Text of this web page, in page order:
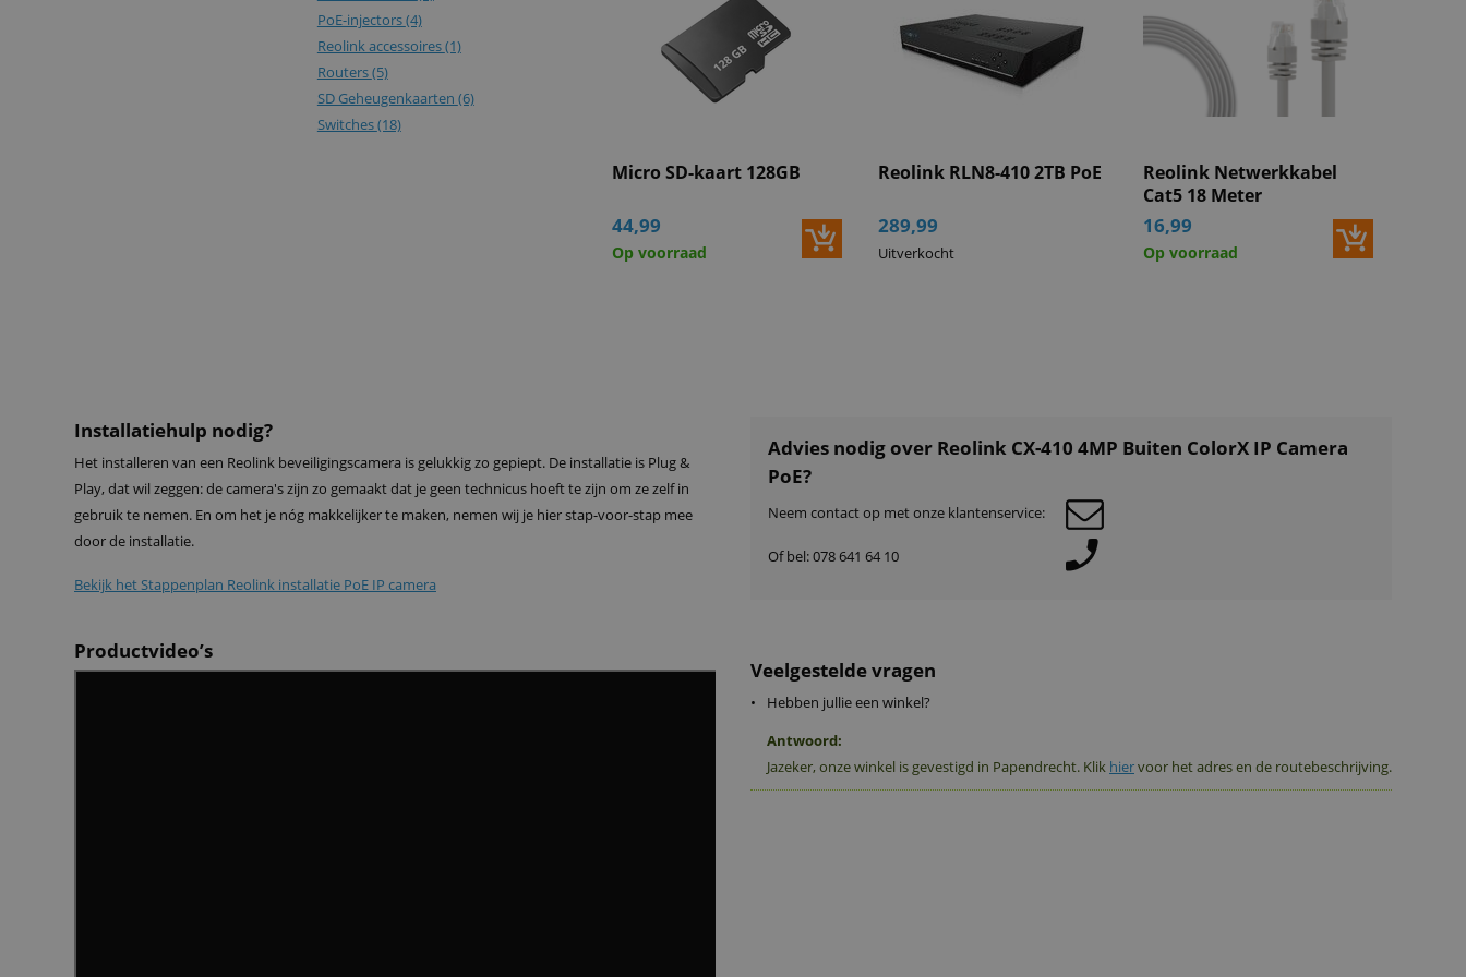
Downloads
Alle specificaties
PoE-injectors(4)
Reolink accessoires(1)
Routers(5)
SD Geheugenkaarten (6)
Switches(18)
Micro SD-kaart 128GB
44,99
Op voorraad
Reolink RLN8-410 2TB PoE
289,99
Uitverkocht
Reolink Netwerkkabel
Cat5 18 Meter
16,99
Op voorraad
Installatiehulp nodig?
Het installeren van een Reolink beveiligingscamera is gelukkig zo gepiept. De installatie is Plug &
Play, dat wil zeggen: de camera's zijn zo gemaakt dat je geen technicus hoeft te zijn om ze zelf in
gebruik te nemen. En om het je nóg makkelijker te maken, nemen wij je hier stap-voor-stap mee
door de installatie.
Bekijk het Stappenplan Reolink installatie PoE IP camera
Productvideo’s
Advies nodig over Reolink CX-410 4MP Buiten ColorX IP Camera
PoE?
Neem contact op met onze klantenservice:
Of bel:078 641 64 10
Veelgestelde vragen
•
Hebben jullie een winkel?
Antwoord:
Jazeker, onze winkel is gevestigd in Papendrecht. Klik hiervoor het adres en de routebeschrijving.